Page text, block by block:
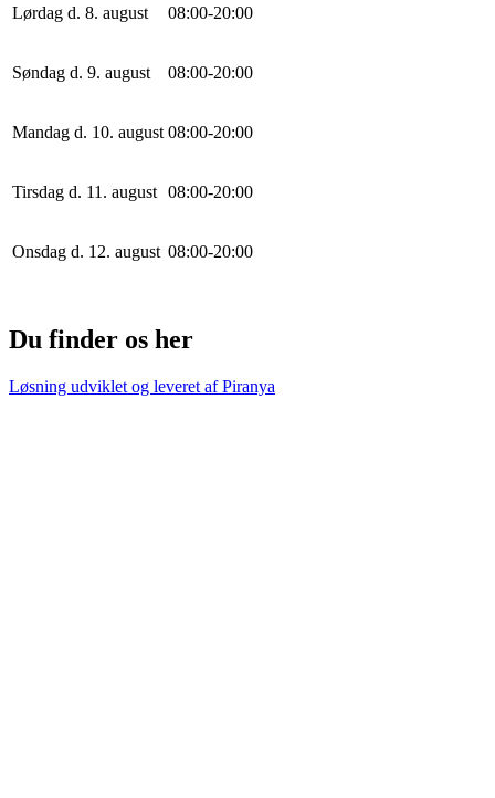
Lørdag d. 8. august 08:00-20:00
Søndag d. 9. august 08:00-20:00
Mandag d. 10. august 08:00-20:00
Tirsdag d. 11. august 08:00-20:00
Onsdag d. 12. august 08:00-20:00
Du finder os her
Løsning udviklet og leveret afPiranya